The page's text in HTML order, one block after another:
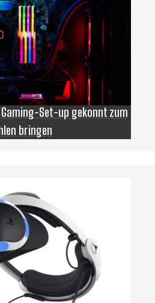
Gaming-Set-up gekonnt zum
bringen